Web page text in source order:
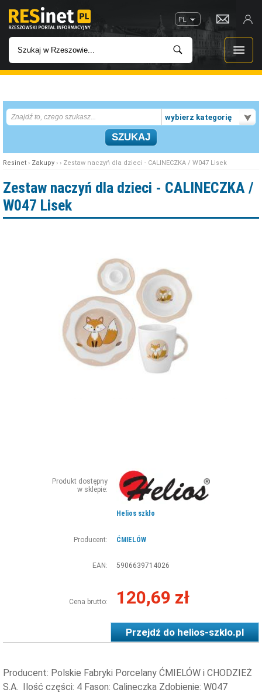
PL
INWESTYCJE
IMPREZY
ROZRYWKA
W KINACH
W RZESZOWIE
wybierz kategorię
Resinet › Zakupy › › Zestaw naczyń dla dzieci - CALINECZKA / W047 Lisek
Zestaw naczyń dla dzieci - CALINECZKA /
W047 Lisek
Produkt dostępny
w sklepie:
Helios szkło
Producent: ĆMIELÓW
EAN: 5906639714026
Cena brutto: 120,69 zł
Przejdź dohelios-szklo.pl
Producent: Polskie Fabryki Porcelany ĆMIELÓW i CHODZIEŻ
S.A. Ilość części: 4 Fason: Calineczka Zdobienie: W047